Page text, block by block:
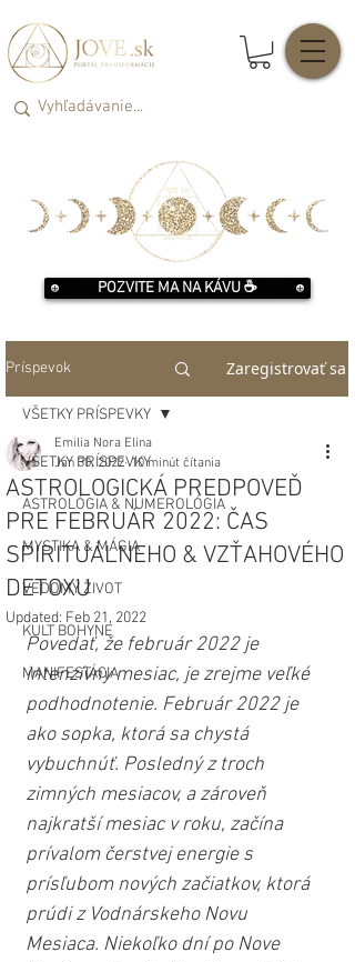
POZVITE MA NA KÁVU ☕️
Príspevok Zaregistrovať sa
VŠETKY PRÍSPEVKY
ASTROLÓGIA & NUMEROLÓGIA
MYSTIKA & MÁGIA
VEDOMÝ ŽIVOT
KULT BOHYNE
MANIFESTÁCIA
VŠETKY PRÍSPEVKY
ASTROLOGICKÁ PREDPOVEĎ
PRE FEBRUÁR 2022: ČAS
SPIRITUÁLNEHO & VZŤAHOVÉHO
DETOXU
Emilia Nora Elina
Jan 30, 2022 10 minút čítania
Updated: Feb 21, 2022
Povedať, že február 2022 je
intenzívny mesiac, je zrejme veľké
podhodnotenie. Február 2022 je
ako sopka, ktorá sa chystá
vybuchnúť. Posledný z troch
zimných mesiacov, a zároveň
najkratší mesiac v roku, začína
prívalom čerstvej energie s
prísľubom nových začiatkov, ktorá
prúdi z Vodnárskeho Novu
Mesiaca. Niekoľko dní po Nove